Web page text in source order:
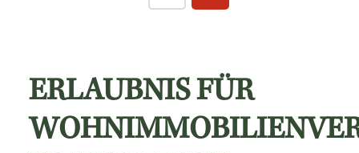
ERLAUBNIS FÜR